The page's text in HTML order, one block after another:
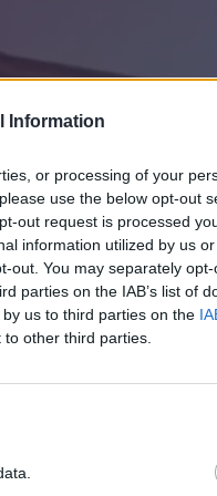
Information
or processing of your
use the below opt-out
out request is processed
information utilized by us
out. You may separately
parties on the IAB’s list of
us to third parties on the
other third parties.
μια ξεκάθαρη
στην αγορά. Οι
τον σχεδιασμό και τα
σχεδόν ίδια, με την
Το μαύρο και το
λόγω